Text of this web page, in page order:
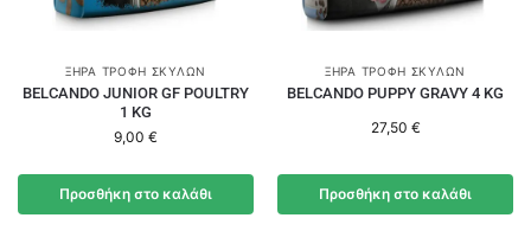
ΞΗΡΆ ΤΡΟΦΉ ΣΚΎΛΩΝ
BELCANDO JUNIOR GF POULTRY
1 KG
9,00 €
Προσθήκη στο καλάθι
ΞΗΡΆ ΤΡΟΦΉ ΣΚΎΛΩΝ
BELCANDO PUPPY GRAVY 4 KG
27,50 €
Προσθήκη στο καλάθι